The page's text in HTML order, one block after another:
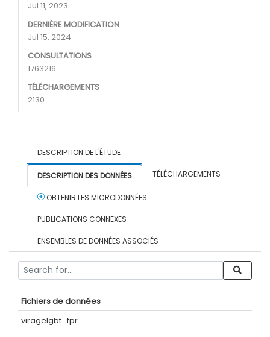
Jul 11, 2023
DERNIÈRE MODIFICATION
Jul 15, 2024
CONSULTATIONS
1763216
TÉLÉCHARGEMENTS
2130
DESCRIPTION DE L'ÉTUDE
DESCRIPTION DES DONNÉES TÉLÉCHARGEMENTS
OBTENIR LES MICRODONNÉES
PUBLICATIONS CONNEXES
ENSEMBLES DE DONNÉES ASSOCIÉS
Fichiers de données
viragelgbt_fpr